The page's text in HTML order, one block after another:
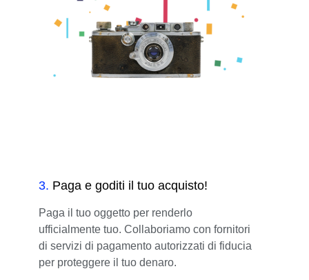
3. Paga e goditi il tuo acquisto!
Paga il tuo oggetto per renderlo
ufficialmente tuo. Collaboriamo con fornitori
di servizi di pagamento autorizzati di fiducia
per proteggere il tuo denaro.